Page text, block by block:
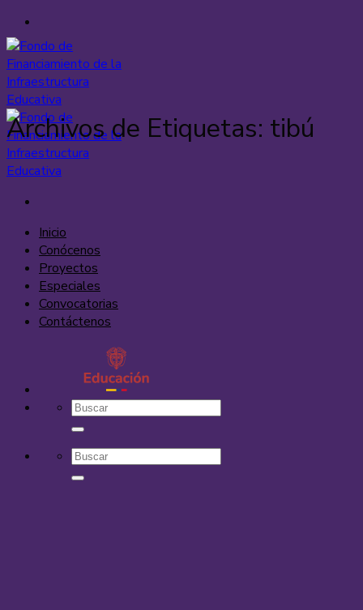
Saltar
al
contenido
Inicio
Conócenos
Proyectos
Especiales
Convocatorias
Contáctenos
Archivos de Etiquetas: tibú